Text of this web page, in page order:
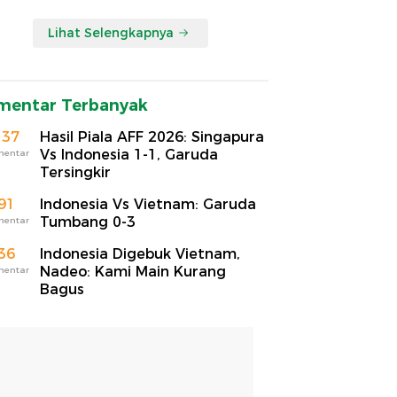
Lihat Selengkapnya
Terbanyak
Hasil Piala AFF 2026: Singapura
Vs Indonesia 1-1, Garuda
Tersingkir
Indonesia Vs Vietnam: Garuda
Tumbang 0-3
Indonesia Digebuk Vietnam,
Nadeo: Kami Main Kurang
Bagus